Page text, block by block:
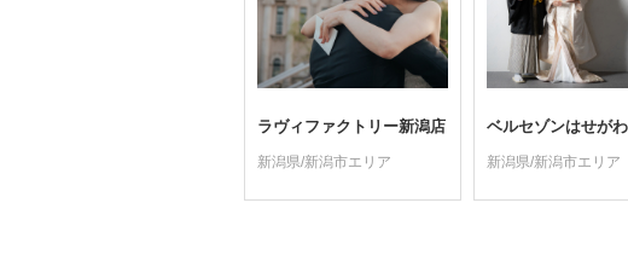
ラヴィファクトリー新潟店
新潟県/新潟市エリア
ベルセゾンはせがわ
新潟県/新潟市エリア